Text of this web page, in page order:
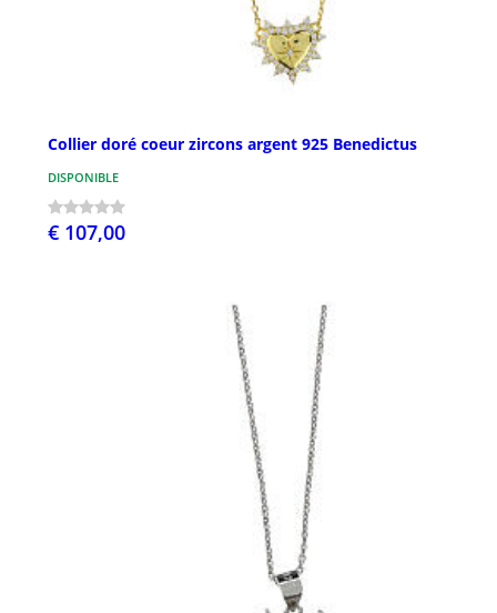
Collier doré coeur zircons argent 925 Benedictus
DISPONIBLE
€ 107,00